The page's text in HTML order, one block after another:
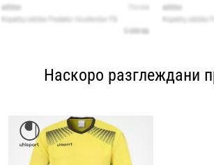
Наскоро разглеждани